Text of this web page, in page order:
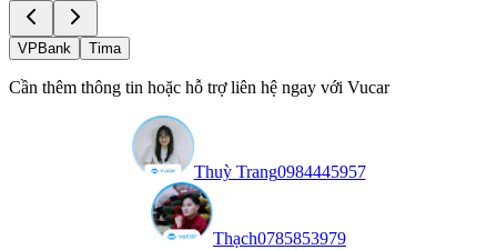
VPBank Tima
Cần thêm thông tin hoặc hỗ trợ liên hệ ngay với Vucar
Thuỳ Trang0984445957
Thạch0785853979